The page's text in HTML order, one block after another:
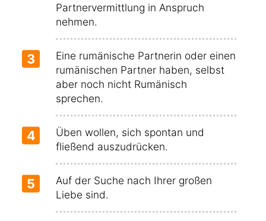
Partnervermittlung in Anspruch
nehmen.
3
Eine rumänische Partnerin oder einen
rumänischen Partner haben, selbst
aber noch nicht Rumänisch
sprechen.
4
Üben wollen, sich spontan und
fließend auszudrücken.
5
Auf der Suche nach Ihrer großen
Liebe sind.